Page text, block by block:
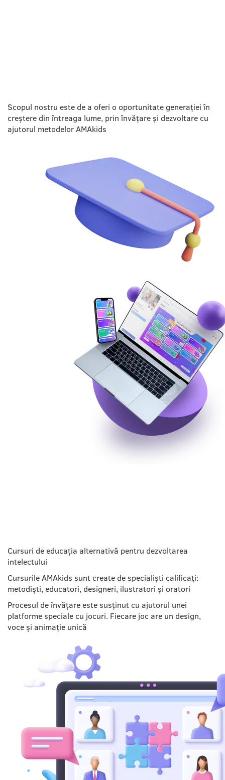
Scopul nostru este de a oferi o oportunitate generației în
creștere din întreaga lume, prin învățare și dezvoltare cu
ajutorul metodelor AMAkids
Cursuri de educația alternativă pentru dezvoltarea
intelectului
Cursurile AMAkids sunt create de specialiști calificați:
metodiști, educatori, designeri, ilustratori și oratori
Procesul de învățare este susținut cu ajutorul unei
platforme speciale cu jocuri. Fiecare joc are un design,
voce și animație unică